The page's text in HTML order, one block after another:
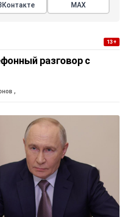
МАХ
13+
разговор с
,